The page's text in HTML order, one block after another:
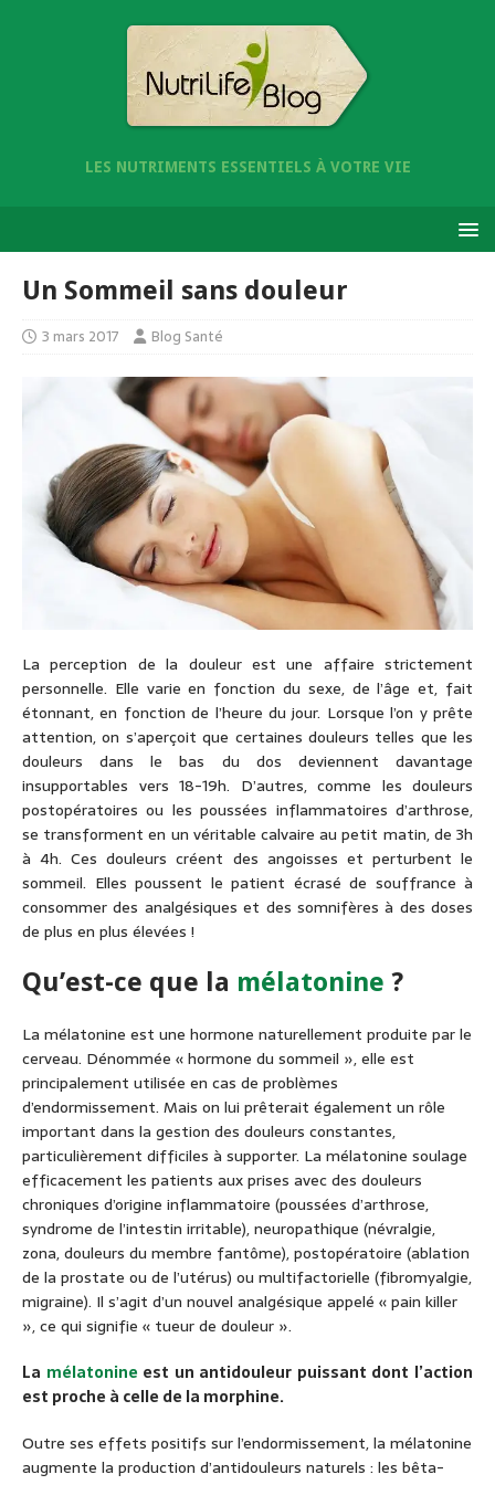
LES NUTRIMENTS ESSENTIELS À VOTRE VIE
Un Sommeil sans douleur
3 mars 2017 Blog Santé
La perception de la douleur est une affaire strictement
personnelle. Elle varie en fonction du sexe, de l’âge et, fait
étonnant, en fonction de l’heure du jour. Lorsque l’on y prête
attention, on s’aperçoit que certaines douleurs telles que les
douleurs dans le bas du dos deviennent davantage
insupportables vers 18-19h. D’autres, comme les douleurs
postopératoires ou les poussées inflammatoires d’arthrose,
se transforment en un véritable calvaire au petit matin, de 3h
à 4h. Ces douleurs créent des angoisses et perturbent le
sommeil. Elles poussent le patient écrasé de souffrance à
consommer des analgésiques et des somnifères à des doses
de plus en plus élevées !
Qu’est-ce que la mélatonine ?
La mélatonine est une hormone naturellement produite par le
cerveau. Dénommée « hormone du sommeil », elle est
principalement utilisée en cas de problèmes
d’endormissement. Mais on lui prêterait également un rôle
important dans la gestion des douleurs constantes,
particulièrement difficiles à supporter. La mélatonine soulage
efficacement les patients aux prises avec des douleurs
chroniques d’origine inflammatoire (poussées d’arthrose,
syndrome de l’intestin irritable), neuropathique (névralgie,
zona, douleurs du membre fantôme), postopératoire (ablation
de la prostate ou de l’utérus) ou multifactorielle (fibromyalgie,
migraine). Il s’agit d’un nouvel analgésique appelé « pain killer
», ce qui signifie « tueur de douleur ».
La mélatonine est un antidouleur puissant dont l’action
est proche à celle de la morphine.
Outre ses effets positifs sur l’endormissement, la mélatonine
augmente la production d’antidouleurs naturels : les bêta-